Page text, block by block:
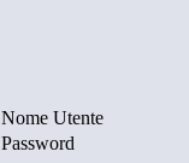
Nome Utente
Password